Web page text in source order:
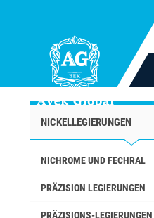
NICKELLEGIERUNGEN
NICHROME UND FECHRAL
PRÄZISION LEGIERUNGEN
PRÄZISIONS-